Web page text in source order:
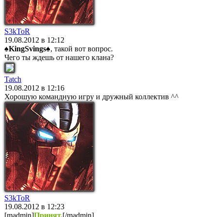
S3kToR
19.08.2012 в 12:12
♠KingSvings♠, такой вот вопрос.
Чего ты ждешь от нашего клана?
Tatch
19.08.2012 в 12:16
Хорошую командную игру и дружный коллектив ^^
S3kToR
19.08.2012 в 12:23
[madmin]Принят.[/madmin]